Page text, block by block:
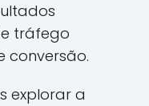
tráfego
conversão.
explorar a